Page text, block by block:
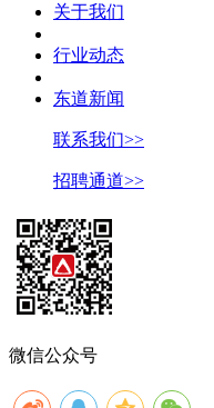
关于我们
行业动态
东道新闻
联系我们>>
招聘通道>>
微信公众号